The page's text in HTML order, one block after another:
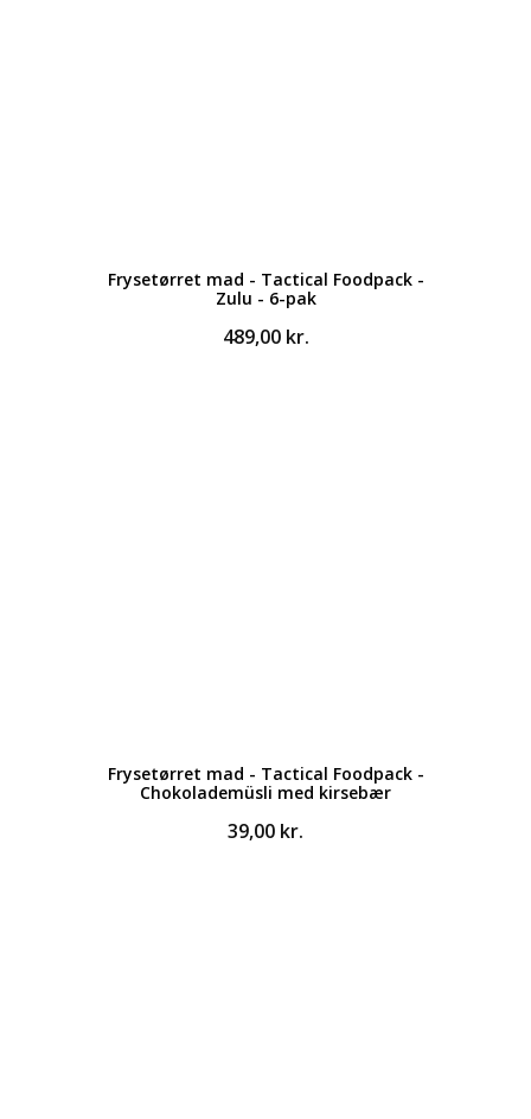
Frysetørret mad - Tactical Foodpack -
Zulu - 6-pak
489,00 kr.
Frysetørret mad - Tactical Foodpack -
Chokolademüsli med kirsebær
39,00 kr.